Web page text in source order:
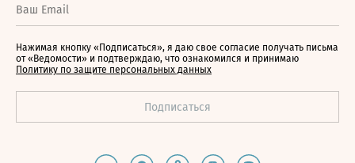
Нажимая кнопку «Подписаться», я даю свое согласие получать письма
от «Ведомости» и подтверждаю, что ознакомился и принимаю
Политику по защите персональных данных